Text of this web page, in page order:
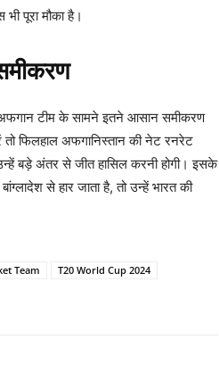
पूरा मौका है।
टीम के सामने इतने आसान समीकरण
फिलहाल अफगानिस्तान की नेट रनरेट
बड़े अंतर से जीत हासिल करनी होगी। इसके
से हार जाता है, तो उन्हें भारत की
Team
T20 World Cup 2024